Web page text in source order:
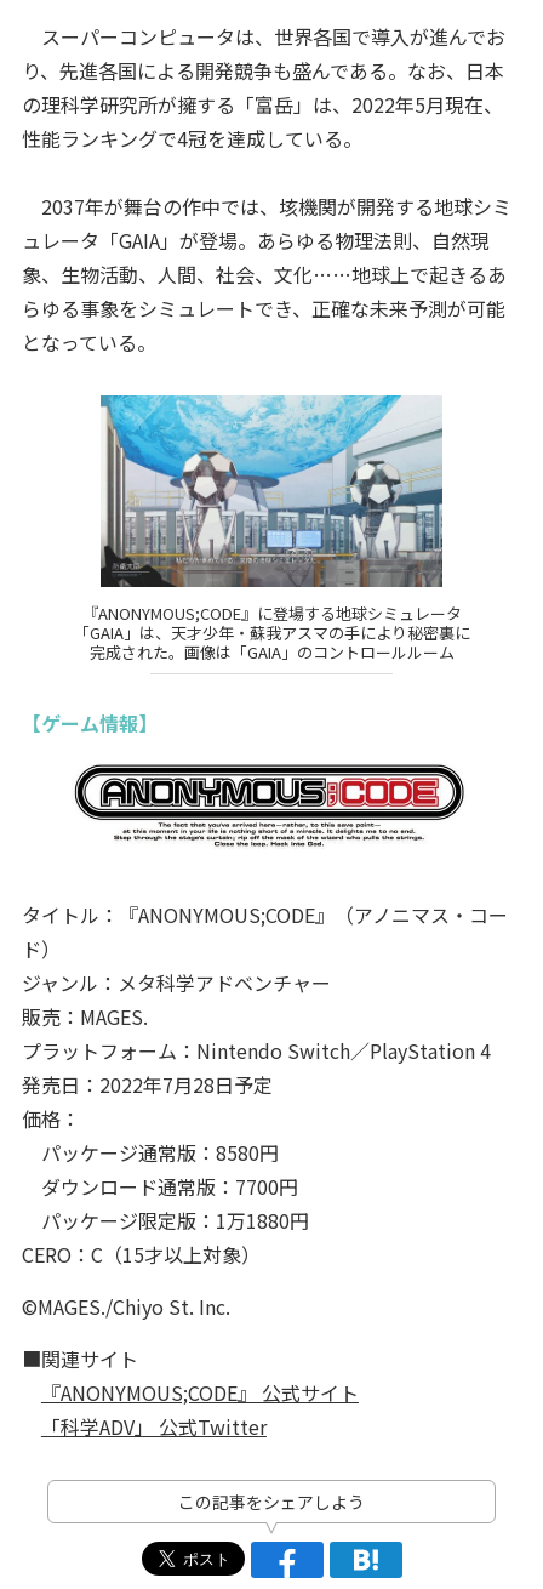
スーパーコンピュータは、世界各国で導入が進んでお
り、先進各国による開発競争も盛んである。なお、日本
の理科学研究所が擁する「富岳」は、2022年5月現在、
性能ランキングで4冠を達成している。
2037年が舞台の作中では、垓機関が開発する地球シミ
ュレータ「GAIA」が登場。あらゆる物理法則、自然現
象、生物活動、人間、社会、文化……地球上で起きるあ
らゆる事象をシミュレートでき、正確な未来予測が可能
となっている。
『ANONYMOUS;CODE』に登場する地球シミュレータ
「GAIA」は、天才少年・蘇我アスマの手により秘密裏に
完成された。画像は「GAIA」のコントロールルーム
【ゲーム情報】
タイトル：『ANONYMOUS;CODE』（アノニマス・コー
ド）
ジャンル：メタ科学アドベンチャー
販売：MAGES.
プラットフォーム：Nintendo Switch／PlayStation 4
発売日：2022年7月28日予定
価格：
パッケージ通常版：8580円
ダウンロード通常版：7700円
パッケージ限定版：1万1880円
CERO：C（15才以上対象）
©MAGES./Chiyo St. Inc.
■関連サイト
『ANONYMOUS;CODE』 公式サイト
「科学ADV」 公式Twitter
この記事をシェアしよう